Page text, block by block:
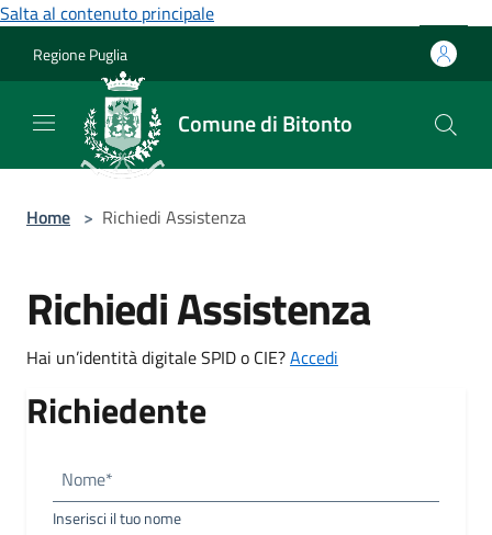
Salta al contenuto principale
Regione Puglia
Comune di Bitonto
Home > Richiedi Assistenza
Richiedi Assistenza
Hai un’identità digitale SPID o CIE?Accedi
Richiedente
Nome*
Inserisci il tuo nome